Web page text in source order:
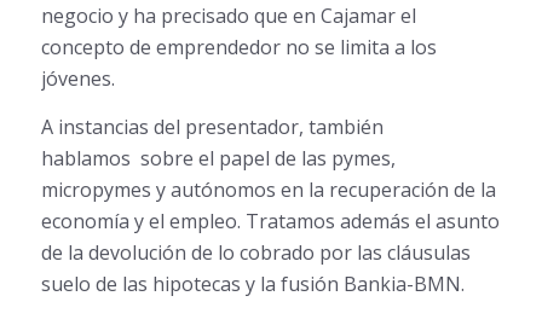
negocio y ha precisado que en Cajamar el
concepto de emprendedor no se limita a los
jóvenes.
A instancias del presentador, también
hablamos sobre el papel de las pymes,
micropymes y autónomos en la recuperación de la
economía y el empleo. Tratamos además el asunto
de la devolución de lo cobrado por las cláusulas
suelo de las hipotecas y la fusión Bankia-BMN.